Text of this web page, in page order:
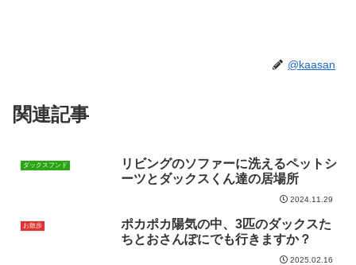
@kaasan
関連記事
ダックスフンド
リビングのソファーに洗えるペットシ
ーツとダックスくん達の居場所
2024.11.29
お散歩
ポカポカ陽気の中、3匹のダックスた
ちとおさんぽにでも行きますか？
2025.02.16